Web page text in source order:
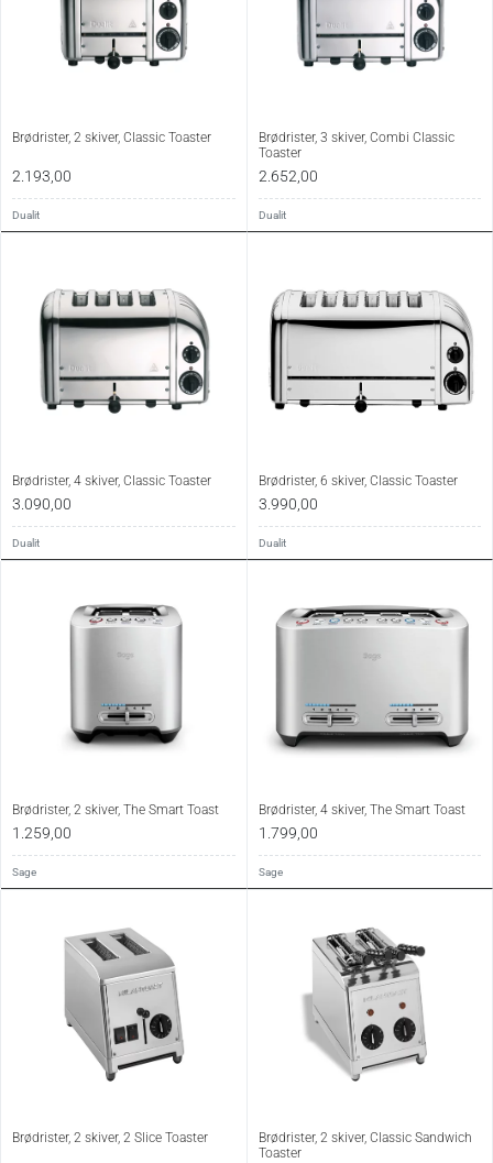
Brødrister, 2 skiver, Classic Toaster
2.193,00
Dualit
Brødrister, 3 skiver, Combi Classic
Toaster
2.652,00
Dualit
Brødrister, 4 skiver, Classic Toaster
3.090,00
Dualit
Brødrister, 6 skiver, Classic Toaster
3.990,00
Dualit
Brødrister, 2 skiver, The Smart Toast
1.259,00
Sage
Brødrister, 4 skiver, The Smart Toast
1.799,00
Sage
Brødrister, 2 skiver, 2 Slice Toaster
Brødrister, 2 skiver, Classic Sandwich
Toaster